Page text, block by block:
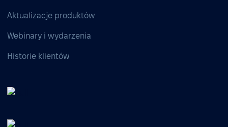
Aktualizacje produktów
Webinary i wydarzenia
Historie klientów